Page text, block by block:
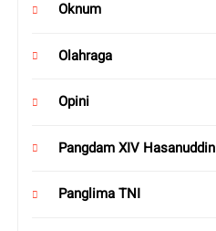
Oknum
Olahraga
Opini
Pangdam XIV Hasanuddin
Panglima TNI